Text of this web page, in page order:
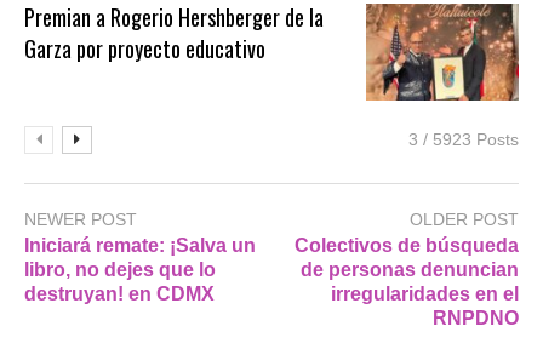
Premian a Rogerio Hershberger de la
Garza por proyecto educativo
3 / 5923 Posts
NEWER POST
Iniciará remate: ¡Salva un
libro, no dejes que lo
destruyan! en CDMX
OLDER POST
Colectivos de búsqueda
de personas denuncian
irregularidades en el
RNPDNO